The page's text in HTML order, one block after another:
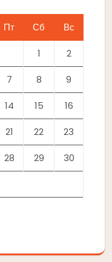
Пт Сб Вс
1 2
7 8 9
14 15 16
21 22 23
28 29 30